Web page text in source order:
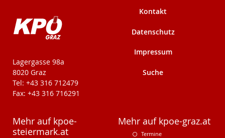
KPÖ-Steiermark
Lagergasse 98a
8020 Graz
Tel: +43 316 712479
Fax: +43 316 716291
Kontakt
Datenschutz
Impressum
Suche
Mehr auf kpoe-
steiermark.at
Mehr auf kpoe-graz.at
Termine